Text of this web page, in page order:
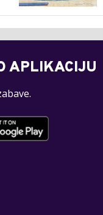
APLIKACIJU